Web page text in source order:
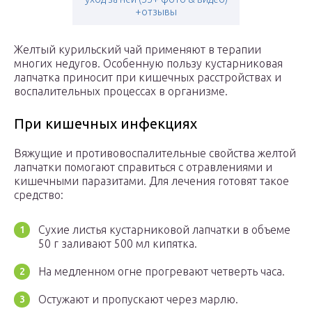
+отзывы
Желтый курильский чай применяют в терапии
многих недугов. Особенную пользу кустарниковая
лапчатка приносит при кишечных расстройствах и
воспалительных процессах в организме.
При кишечных инфекциях
Вяжущие и противовоспалительные свойства желтой
лапчатки помогают справиться с отравлениями и
кишечными паразитами. Для лечения готовят такое
средство:
Сухие листья кустарниковой лапчатки в объеме
50 г заливают 500 мл кипятка.
На медленном огне прогревают четверть часа.
Остужают и пропускают через марлю.